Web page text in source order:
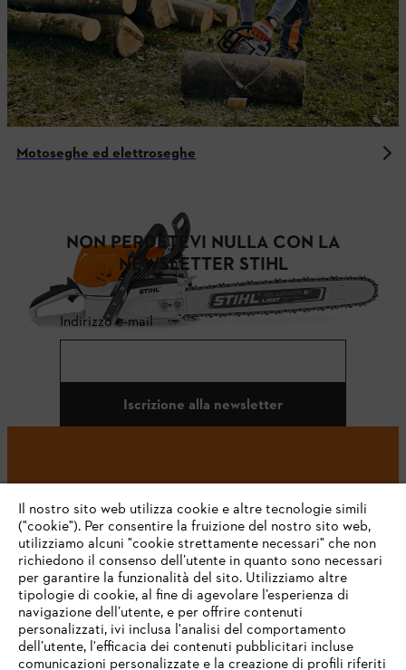
Motoseghe ed elettroseghe
NON PERDETEVI NULLA CON LA
NEWSLETTER STIHL
Indirizzo e-mail
Iscrizione alla newsletter
L’azienda
Il nostro sito web utilizza cookie e altre tecnologie simili
("cookie"). Per consentire la fruizione del nostro sito web,
utilizziamo alcuni "cookie strettamente necessari" che non
richiedono il consenso dell’utente in quanto sono necessari
per garantire la funzionalità del sito. Utilizziamo altre
tipologie di cookie, al fine di agevolare l’esperienza di
navigazione dell’utente, e per offrire contenuti
personalizzati, ivi inclusa l'analisi del comportamento
dell’utente, l'efficacia dei contenuti pubblicitari incluse
comunicazioni personalizzate e la creazione di profili riferiti